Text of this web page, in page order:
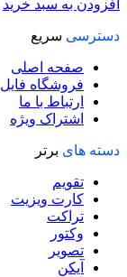
افزودن به سبد خرید
دسترسی سریع
صفحه اصلی
فروشگاه فایل
ارتباط با ما
اشتراک ویژه
دسته های برتر
تقویم
کارت ویزیت
تراکت
وکتور
تصویر
آیکن